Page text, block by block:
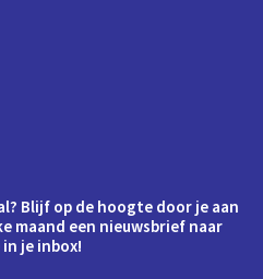
Blijf op de hoogte door je aan
maand een nieuwsbrief naar
je inbox!